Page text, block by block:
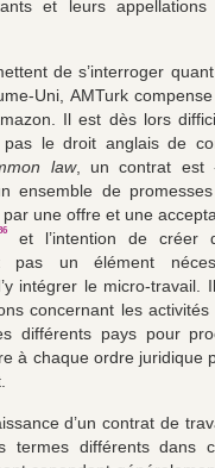
et leurs appellations
de s’interroger quant
Uni, AMTurk
Il est dès lors
le droit anglais de
law, un contrat est
ensemble de
une offre et une
et l’intention de créer
pas un élément
intégrer le micro-travail.
concernant les
différents pays pour
à chaque ordre juridique
d’un contrat de
différents dans